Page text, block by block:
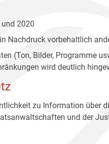
2020
Nachdruck vorbehaltlich
(Ton, Bilder, Programme
wird deutlich
zu Information über
und der